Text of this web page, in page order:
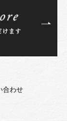
合わせ